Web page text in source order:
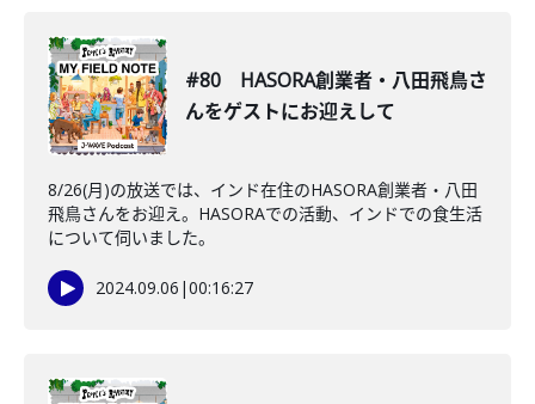
#80 HASORA創業者・八田飛鳥さ
んをゲストにお迎えして
8/26(月)の放送では、インド在住のHASORA創業者・八田
飛鳥さんをお迎え。HASORAでの活動、インドでの食生活
について伺いました。
2024.09.06 |00:16:27